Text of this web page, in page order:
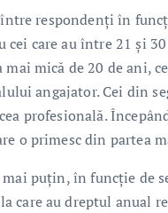
respondenți în
care au între 21 și
mică de 20 de ani,
angajator. Cei din
profesională.
o primesc din partea
puțin, în funcție de
care au dreptul anual